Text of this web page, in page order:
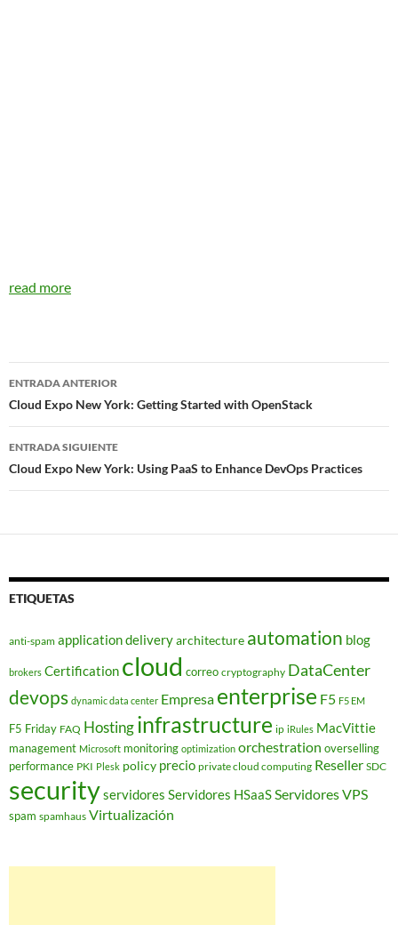
read more
Navegador
de
entradas
ENTRADA ANTERIOR
Cloud Expo New York: Getting Started with OpenStack
ENTRADA SIGUIENTE
Cloud Expo New York: Using PaaS to Enhance DevOps Practices
ETIQUETAS
anti-spam application deliveryarchitecture automation blog
brokers Certification cloud correo cryptography DataCenter
devops dynamic data center Empresa enterprise F5 F5 EM
F5 Friday FAQ Hostinginfrastructure ip iRules MacVittie
management Microsoft monitoring optimization orchestration overselling
performance PKI Plesk policy precio private cloud computing Reseller SDC
securityservidores Servidores HSaaSServidores VPS
spam spamhaus Virtualización